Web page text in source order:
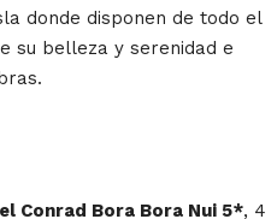
donde disponen de todo el
su belleza y serenidad e
Conrad Bora Bora Nui 5*, 4